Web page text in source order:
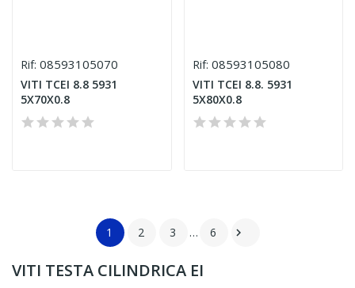
VITI TESTA CILINDRICA EI
Rif: 08593105070
VITI TCEI 8.8 5931
5X70X0.8
Rif: 08593105080
VITI TCEI 8.8. 5931
5X80X0.8
1 2 3 … 6 